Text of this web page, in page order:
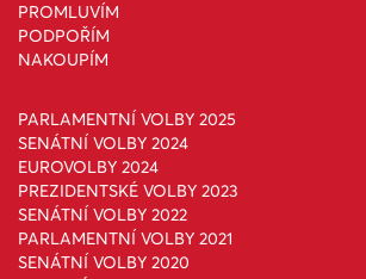
PROMLUVÍM
PODPOŘÍM
NAKOUPÍM
PARLAMENTNÍ VOLBY 2025
SENÁTNÍ VOLBY 2024
EUROVOLBY 2024
PREZIDENTSKÉ VOLBY 2023
SENÁTNÍ VOLBY 2022
PARLAMENTNÍ VOLBY 2021
SENÁTNÍ VOLBY 2020